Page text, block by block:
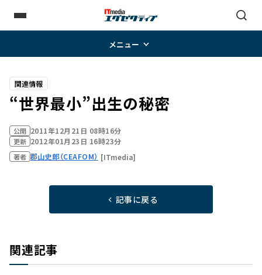
メニュー
関連情報
“世界最小”出生の秘密
公開 2011年12月21日 08時16分
更新 2012年01月23日 16時23分
著者 郡山史郎（CEAFOM） [ITmedia]
記事に戻る
関連記事